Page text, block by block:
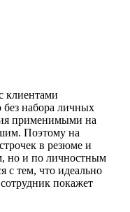
клиентами
набора личных
применимыми на
Поэтому на
в резюме и
но и по личностным
с тем, что идеально
покажет